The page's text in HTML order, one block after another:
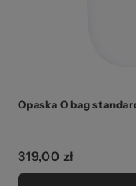
Opaska O bag
319,00 zł